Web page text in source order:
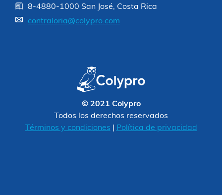
8-4880-1000 San José, Costa Rica
contraloria@colypro.com
© 2021 Colypro
Todos los derechos reservados
Términos y condiciones
Política de privacidad